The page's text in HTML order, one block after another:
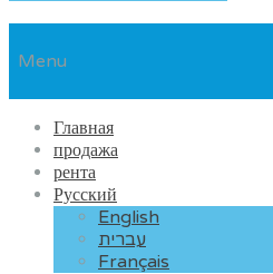
Menu
Главная
продажа
рента
Русский
English
עברית
Français